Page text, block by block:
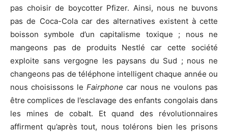
pas choisir de boycotter Pfizer. Ainsi, nous ne buvons
pas de Coca-Cola car des alternatives existent à cette
boisson symbole d’un capitalisme toxique ; nous ne
mangeons pas de produits Nestlé car cette société
exploite sans vergogne les paysans du Sud ; nous ne
changeons pas de téléphone intelligent chaque année ou
nous choisissons le Fairphone car nous ne voulons pas
être complices de l’esclavage des enfants congolais dans
les mines de cobalt. Et quand des révolutionnaires
affirment qu’après tout, nous tolérons bien les prisons